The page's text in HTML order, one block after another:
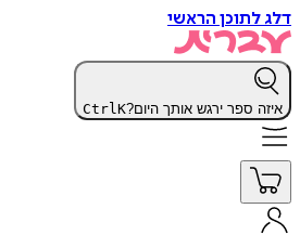
דלג לתוכן הראשי
איזה ספר ירגש אותך היום? CtrlK